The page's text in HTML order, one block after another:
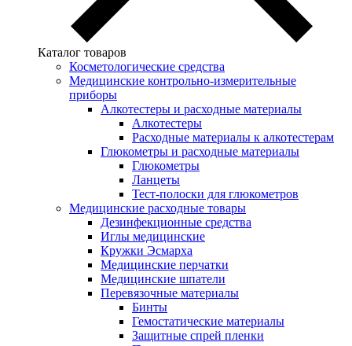
Каталог товаров
Косметологические средства
Медицинские контрольно-измерительные
приборы
Алкотестеры и расходные материалы
Алкотестеры
Расходные материалы к алкотестерам
Глюкометры и расходные материалы
Глюкометры
Ланцеты
Тест-полоски для глюкометров
Медицинские расходные товары
Дезинфекционные средства
Иглы медицинские
Кружки Эсмарха
Медицинские перчатки
Медицинские шпатели
Перевязочные материалы
Бинты
Гемостатические материалы
Защитные спрей пленки